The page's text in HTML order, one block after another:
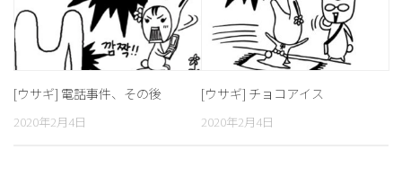
[ウサギ] 電話事件、その後
2020年2月4日
[ウサギ] チョコアイス
2020年2月4日